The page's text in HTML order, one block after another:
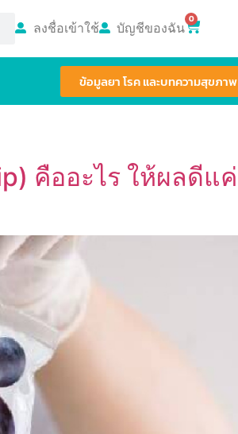
ลงชื่อเข้าใช้ บัญชีของฉัน 0
ข้อมูลยา โรค และบทความสุขภาพ
คืออะไร ให้ผลดีแค่